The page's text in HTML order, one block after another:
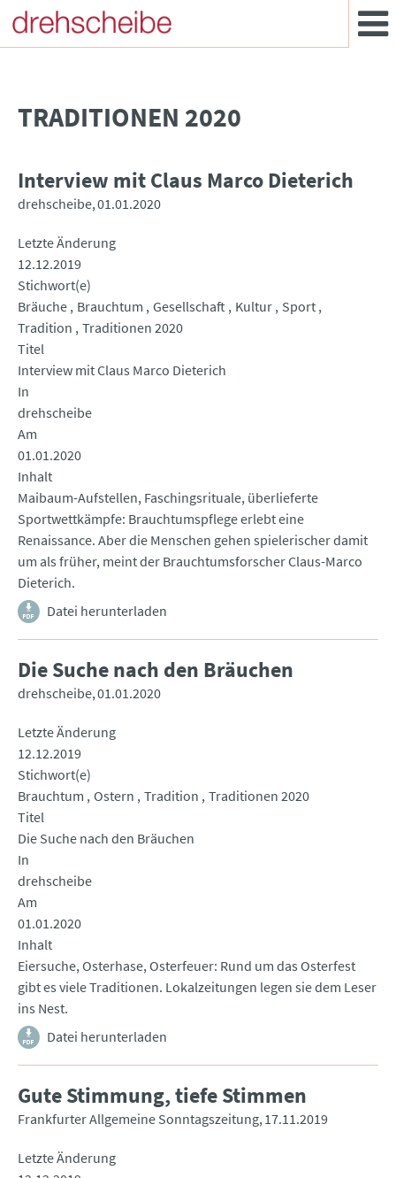
TRADITIONEN 2020
Interview mit Claus Marco Dieterich
drehscheibe 01.01.2020
Letzte Änderung
12.12.2019
Stichwort(e)
Bräuche Brauchtum Gesellschaft Kultur Sport
Tradition Traditionen 2020
Titel
Interview mit Claus Marco Dieterich
In
drehscheibe
Am
01.01.2020
Inhalt
Maibaum-Aufstellen, Faschingsrituale, überlieferte
Sportwettkämpfe: Brauchtumspflege erlebt eine
Renaissance. Aber die Menschen gehen spielerischer damit
um als früher, meint der Brauchtumsforscher Claus-Marco
Dieterich.
Datei herunterladen
Die Suche nach den Bräuchen
drehscheibe 01.01.2020
Letzte Änderung
12.12.2019
Stichwort(e)
Brauchtum Ostern Tradition Traditionen 2020
Titel
Die Suche nach den Bräuchen
In
drehscheibe
Am
01.01.2020
Inhalt
Eiersuche, Osterhase, Osterfeuer: Rund um das Osterfest
gibt es viele Traditionen. Lokalzeitungen legen sie dem Leser
ins Nest.
Datei herunterladen
Gute Stimmung, tiefe Stimmen
Frankfurter Allgemeine Sonntagszeitung 17.11.2019
Letzte Änderung